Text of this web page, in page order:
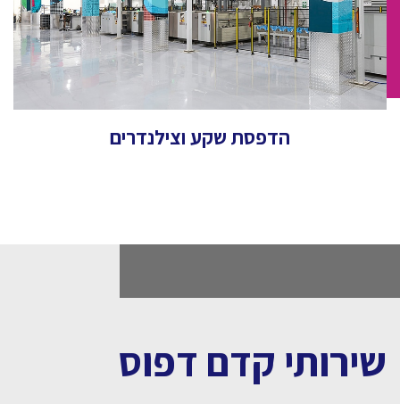
הדפסת שקע וצילנדרים
שירותי קדם דפוס